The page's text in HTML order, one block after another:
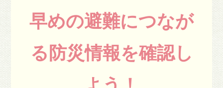
早めの避難につなが
る防災情報を確認し